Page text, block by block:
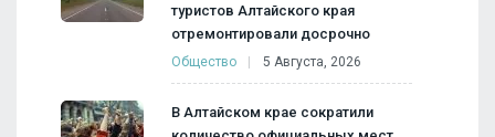
туристов Алтайского края
отремонтировали досрочно
Общество 5 Августа, 2026
В Алтайском крае сократили